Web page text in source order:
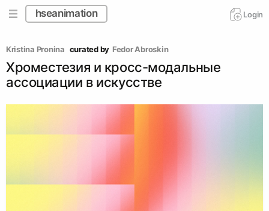
hseanimation Login
Kristina Pronina curated by Fedor Abroskin
Хроместезия и кросс-модальные
ассоциации в искусстве